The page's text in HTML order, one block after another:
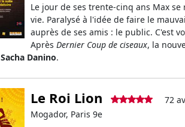
Le jour de ses trente-cinq ans Max
vie. Paralysé à l'idée de faire le
auprès de ses amis : le public. C'est
Après Dernier Coup de ciseaux, la
Sacha Danino.
Le Roi Lion
72
Mogador, Paris 9e